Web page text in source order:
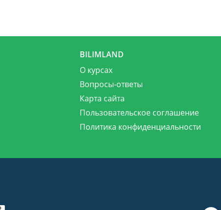
BILIMLAND
О курсах
Вопросы-ответы
Карта сайта
Пользовательское соглашение
Политика конфиденциальности